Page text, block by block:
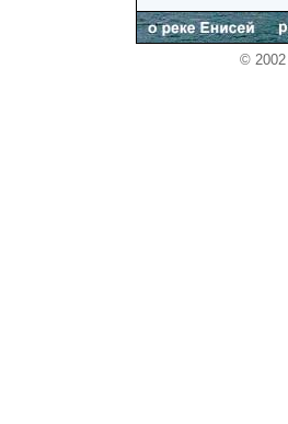
© 2002